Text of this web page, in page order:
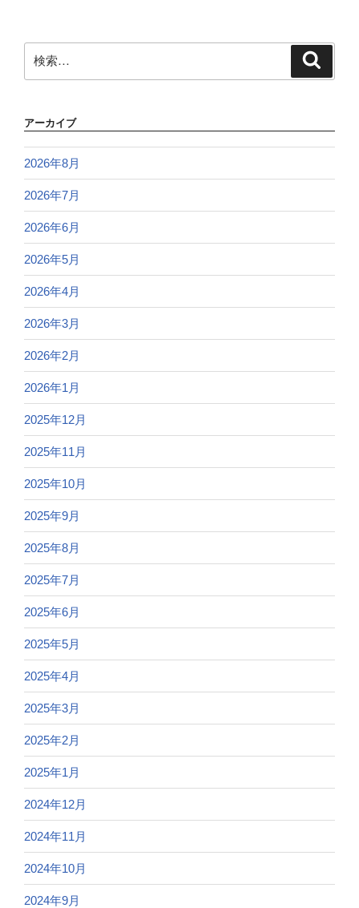
索:
アーカイブ
2026年8月
2026年7月
2026年6月
2026年5月
2026年4月
2026年3月
2026年2月
2026年1月
2025年12月
2025年11月
2025年10月
2025年9月
2025年8月
2025年7月
2025年6月
2025年5月
2025年4月
2025年3月
2025年2月
2025年1月
2024年12月
2024年11月
2024年10月
2024年9月